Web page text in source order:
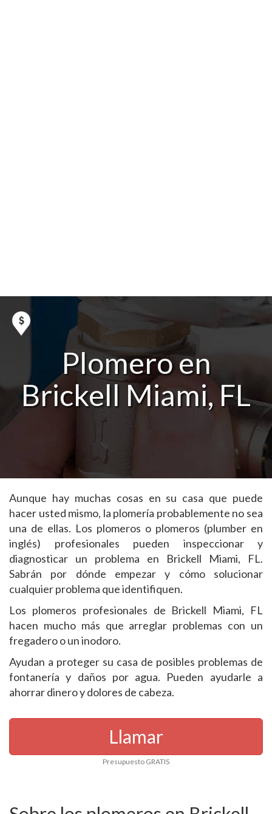
Plomero en
Brickell Miami, FL
Aunque hay muchas cosas en su casa que puede
hacer usted mismo, la plomería probablemente no sea
una de ellas. Los plomeros o plomeros (plumber en
inglés) profesionales pueden inspeccionar y
diagnosticar un problema en Brickell Miami, FL.
Sabrán por dónde empezar y cómo solucionar
cualquier problema que identifiquen.
Los plomeros profesionales de Brickell Miami, FL
hacen mucho más que arreglar problemas con un
fregadero o un inodoro.
Ayudan a proteger su casa de posibles problemas de
fontanería y daños por agua. Pueden ayudarle a
ahorrar dinero y dolores de cabeza.
Llamar
Presupuesto GRATIS